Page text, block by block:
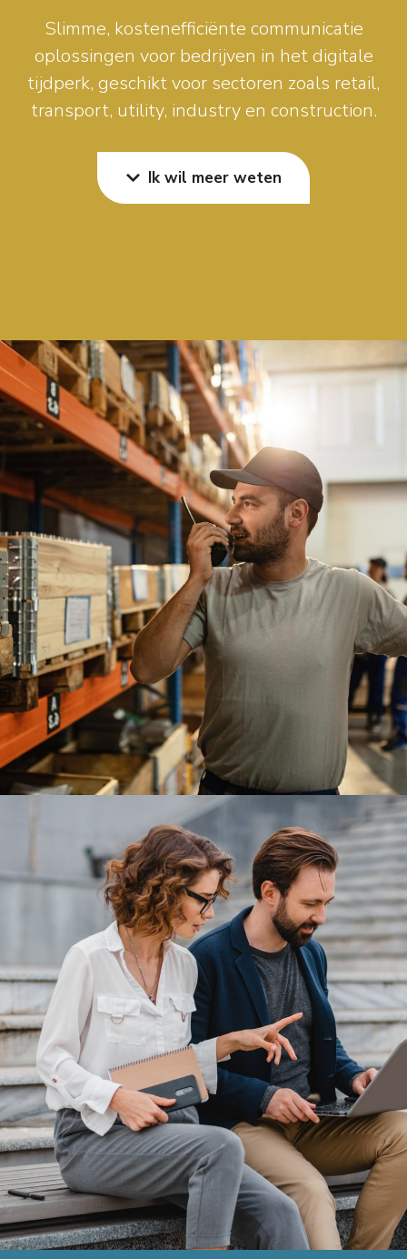
Slimme, kostenefficiënte communicatie
oplossingen voor bedrijven in het digitale
tijdperk, geschikt voor sectoren zoals retail,
transport, utility, industry en construction.
Ik wil meer weten